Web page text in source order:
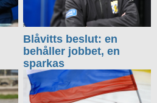
Blåvitts beslut: en
behåller jobbet, en
sparkas